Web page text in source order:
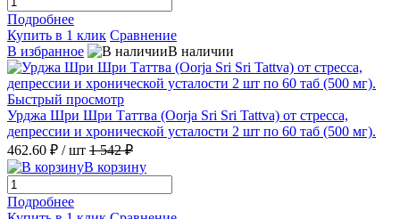
Подробнее
Купить в 1 клик Сравнение
В избранное
В наличии
Быстрый просмотр
Урджа Шри Шри Таттва (Oorja Sri Sri Tattva) от стресса,
депрессии и хронической усталости 2 шт по 60 таб (500 мг).
462.60 ₽ / шт 1 542 ₽
В корзину
Подробнее